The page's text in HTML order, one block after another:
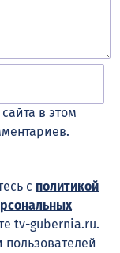
в этом
с политикой
tv-gubernia.ru.